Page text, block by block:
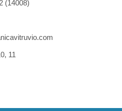
(14008)
11